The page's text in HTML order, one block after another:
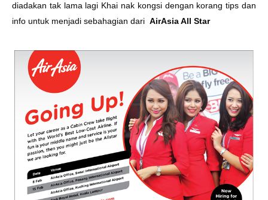
diadakan tak lama lagi Khai nak kongsi dengan korang tips dan
info untuk menjadi sebahagian dari AirAsia All Star